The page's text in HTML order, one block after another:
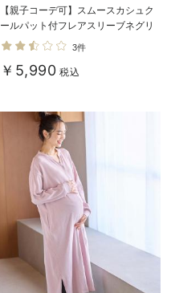
【親子コーデ可】スムースカシュク
ールパット付フレアスリーブネグリ
ジェ マタニティ・産後授乳服【出
産後も長く着れる】
3件
￥5,990 税込